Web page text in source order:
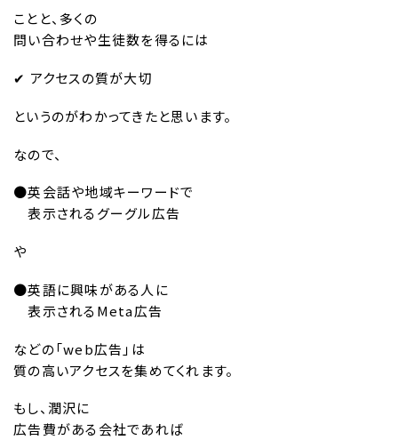
ことと、多くの
問い合わせや生徒数を得るには
✔︎ アクセスの質が大切
というのがわかってきたと思います。
なので、
●英会話や地域キーワードで
表示されるグーグル広告
や
●英語に興味がある人に
表示されるMeta広告
などの「web広告」は
質の高いアクセスを集めてくれます。
もし、潤沢に
広告費がある会社であれば